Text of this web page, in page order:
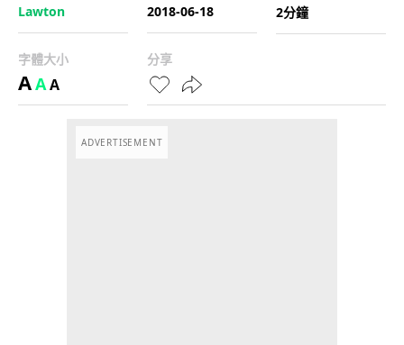
Lawton
2018-06-18
2分鐘
字體大小
AAA
分享
ADVERTISEMENT